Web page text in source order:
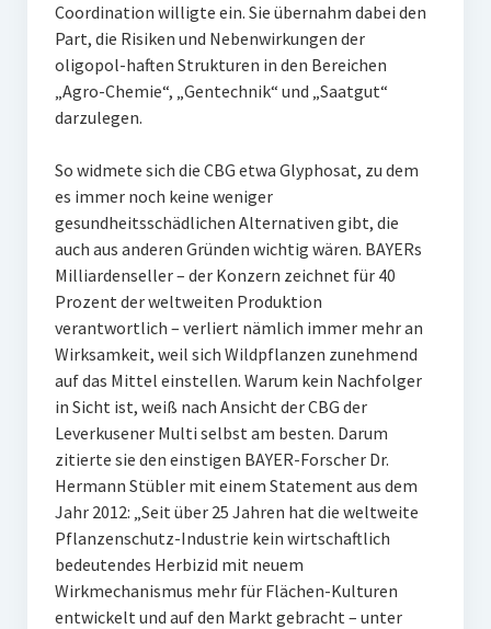
Coordination willigte ein. Sie übernahm dabei den
Part, die Risiken und Nebenwirkungen der
oligopol-haften Strukturen in den Bereichen
„Agro-Chemie“, „Gentechnik“ und „Saatgut“
darzulegen.
So widmete sich die CBG etwa Glyphosat, zu dem
es immer noch keine weniger
gesundheitsschädlichen Alternativen gibt, die
auch aus anderen Gründen wichtig wären. BAYERs
Milliardenseller – der Konzern zeichnet für 40
Prozent der weltweiten Produktion
verantwortlich – verliert nämlich immer mehr an
Wirksamkeit, weil sich Wildpflanzen zunehmend
auf das Mittel einstellen. Warum kein Nachfolger
in Sicht ist, weiß nach Ansicht der CBG der
Leverkusener Multi selbst am besten. Darum
zitierte sie den einstigen BAYER-Forscher Dr.
Hermann Stübler mit einem Statement aus dem
Jahr 2012: „Seit über 25 Jahren hat die weltweite
Pflanzenschutz-Industrie kein wirtschaftlich
bedeutendes Herbizid mit neuem
Wirkmechanismus mehr für Flächen-Kulturen
entwickelt und auf den Markt gebracht – unter